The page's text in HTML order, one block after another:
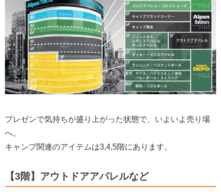
プレゼンで気持ちが盛り上がった状態で、いよいよ売り場
へ。
キャンプ関連のアイテムは3,4,5階にあります。
【3階】アウトドアアパレルなど